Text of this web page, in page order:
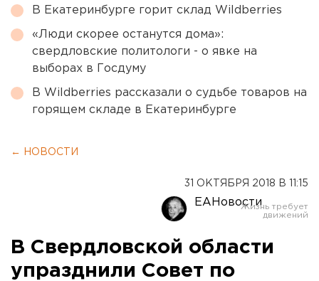
В Екатеринбурге горит склад Wildberries
«Люди скорее останутся дома»:
свердловские политологи - о явке на
выборах в Госдуму
В Wildberries рассказали о судьбе товаров на
горящем складе в Екатеринбурге
← НОВОСТИ
31 ОКТЯБРЯ 2018 В 11:15
ЕАНовости
В Свердловской области
упразднили Совет по